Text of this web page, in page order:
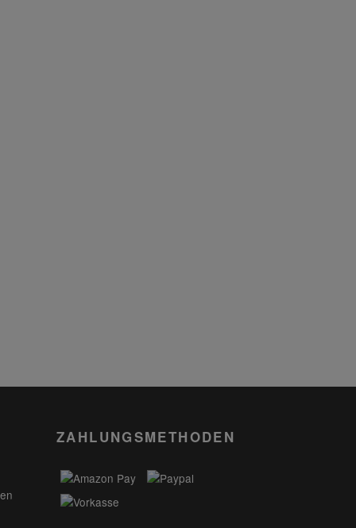
ZAHLUNGSMETHODEN